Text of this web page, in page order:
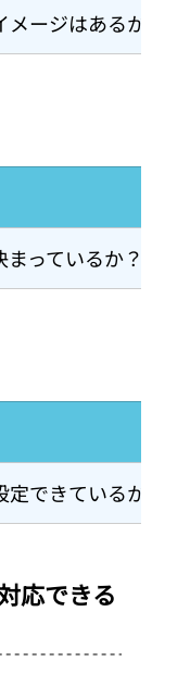
ージはあるか？
っているか？
できているか？
応できる